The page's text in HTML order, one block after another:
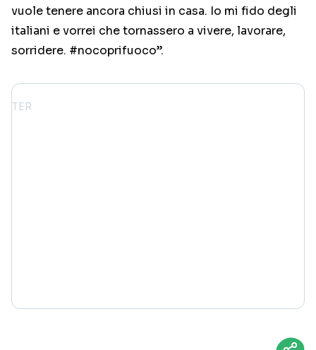
vuole tenere ancora chiusi in casa. Io mi fido degli
italiani e vorrei che tornassero a vivere, lavorare,
sorridere. #nocoprifuoco”.